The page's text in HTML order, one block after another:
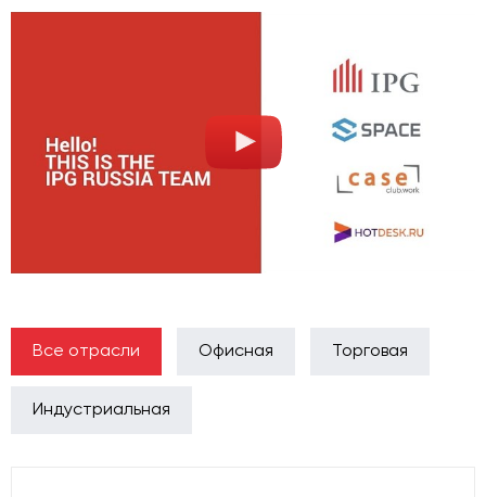
Все отрасли Офисная Торговая
Индустриальная